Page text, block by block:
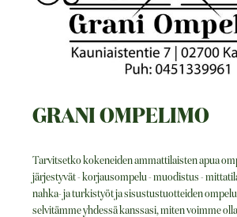
GRANI OMPELIMO
Tarvitsetko kokeneiden ammattilaisten apua
järjestyvät - korjausompelu - muodistus -
nahka- ja turkistyöt ja sisustustuotteiden
selvitämme yhdessä kanssasi, miten voimme